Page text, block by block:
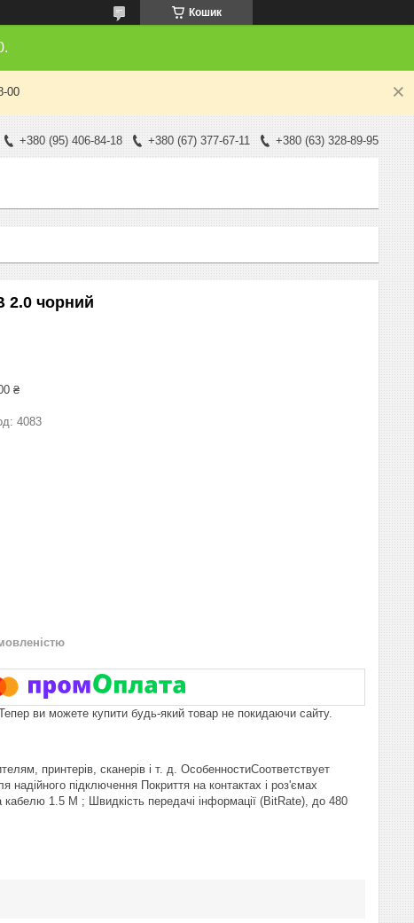
Кошик
00
+380 (95) 406-84-18 +380 (67) 377-67-11 +380 (63) 328-89-95
2.0 чорний
₴
4083
ви можете купити будь-який товар не покидаючи сайту.
принтерів, сканерів і т. д. ОсобенностиСоответствует
підключення Покриття на контактах і роз'ємах
кабелю 1.5 M ; Швидкість передачі інформації (BitRate), до 480